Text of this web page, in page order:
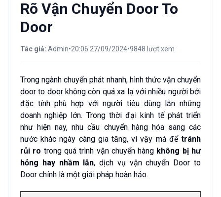
Rõ Vận Chuyển Door To
Door
Tác giả: Admin•20:06 27/09/2024•9848 lượt xem
Trong ngành chuyển phát nhanh, hình thức vận chuyển
door to door không còn quá xa lạ với nhiều người bởi
đặc tính phù hợp với người tiêu dùng lẫn những
doanh nghiệp lớn. Trong thời đại kinh tế phát triển
như hiện nay, nhu cầu chuyển hàng hóa sang các
nước khác ngày càng gia tăng, vì vậy mà để tránh
rủi ro trong quá trình vận chuyển hàng không bị hư
hỏng hay nhầm lẫn, dịch vụ vận chuyển Door to
Door chính là một giải pháp hoàn hảo.